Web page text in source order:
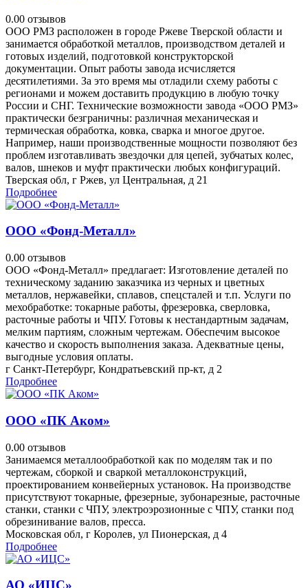
0.00 отзывов
ООО РМЗ расположен в городе Ржеве Тверской области и
занимается обработкой металлов, производством деталей и
готовых изделий, подготовкой конструкторской
документации. Опыт работы завода исчисляется
десятилетиями. За это время мы отладили схему работы с
регионами и можем доставить продукцию в любую точку
России и СНГ. Технические возможности завода «ООО РМЗ»
практически безграничны: различная механическая и
термическая обработка, ковка, сварка и многое другое.
Например, наши производственные мощности позволяют без
проблем изготавливать звездочки для цепей, зубчатых колес,
валов, шнеков и муфт практически любых конфигураций.
Тверская обл, г Ржев, ул Центральная, д 21
Подробнее
ООО «Фонд-Металл»
0.00 отзывов
ООО «Фонд-Металл» предлагает: Изготовление деталей по
техническому заданию заказчика из черных и цветных
металлов, нержавейки, сплавов, спецсталей и т.п. Услуги по
мехобработке: токарные работы, фрезеровка, сверловка,
расточные работы и ЧПУ. Готовы к нестандартным задачам,
мелким партиям, сложным чертежам. Обеспечим высокое
качество и скорость выполнения заказа. Адекватные цены,
выгодные условия оплаты.
г Санкт-Петербург, Кондратьевский пр-кт, д 2
Подробнее
ООО «ПК Аком»
0.00 отзывов
Занимаемся металлообработкой как по моделям так и по
чертежам, сборкой и сваркой металлоконструкций,
проектированием конвейерных установок. На производстве
присутствуют токарные, фрезерные, зубонарезные, расточные
станки, станки с ЧПУ, электроэрозионные с ЧПУ, станки под
обрезинивание валов, пресса.
Московская обл, г Королев, ул Пионерская, д 4
Подробнее
АО «ИЦС»